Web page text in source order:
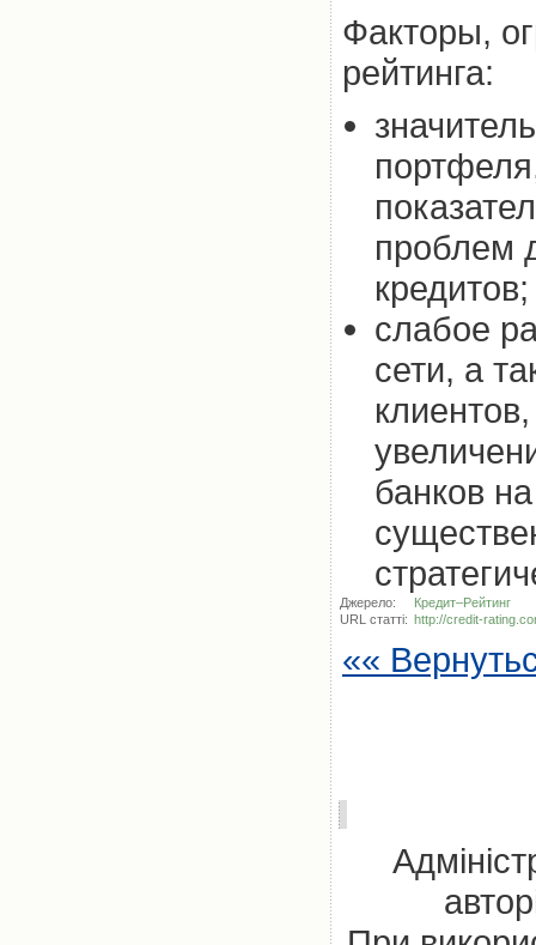
Факторы,
рейтинга:
проблем
кредитов;
слабое
сети, а
банков
Джерело:
Кредит–Рейтинг
URL статті: http://credit-
««